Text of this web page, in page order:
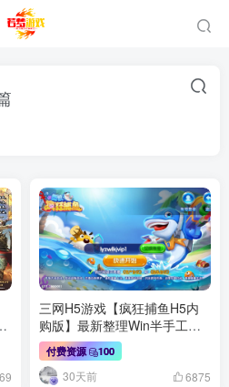
三网H5游戏【疯狂捕鱼H5内
购版】最新整理Win半手工服
务端+简易安卓客户端+详细搭
建教程
付费资源 100
30天前 6875